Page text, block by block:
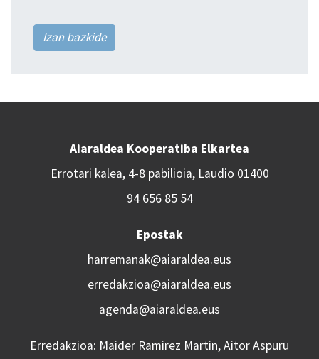
Izan bazkide
Aiaraldea Kooperatiba Elkartea
Errotari kalea, 4-8 pabilioia, Laudio 01400
94 656 85 54
Epostak
harremanak@aiaraldea.eus
erredakzioa@aiaraldea.eus
agenda@aiaraldea.eus
Erredakzioa: Maider Ramirez Martin, Aitor Aspuru